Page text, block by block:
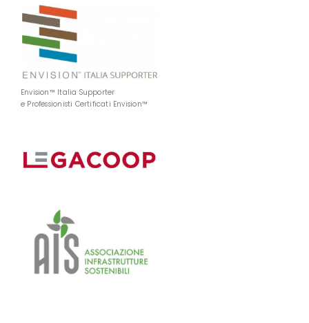
Envision™ Italia Supporter
e Professionisti Certificati Envision™